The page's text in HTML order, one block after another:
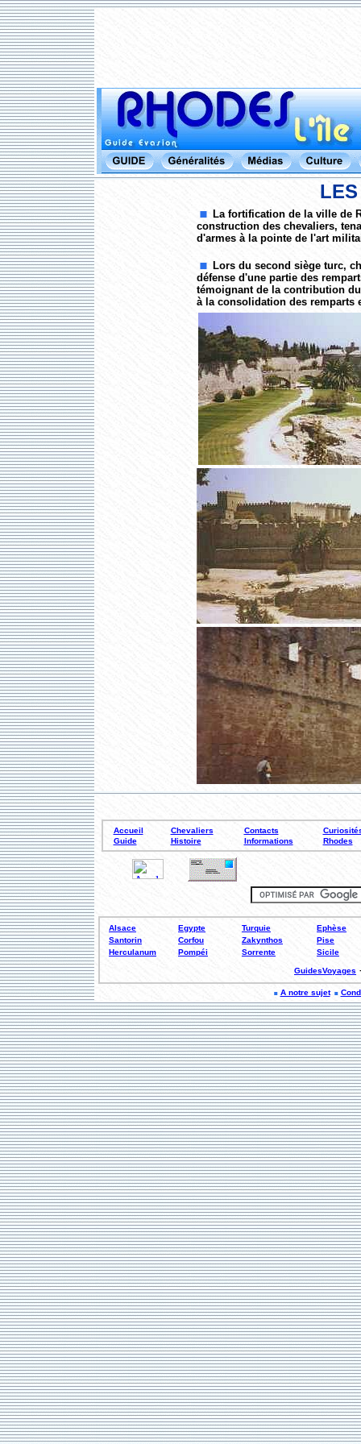
La fortification de la ville de
construction des chevaliers,
d'armes à la pointe de l'art
Lors du second siège turc,
défense d'une partie des
témoignant de la contribution
à la consolidation des remparts
Accueil Chevaliers Contacts
Guide
Histoire Informations Rhodes
Alsace Egypte Turquie
Ephèse
Santorin
Corfou Zakynthos
Pise
Herculanum
Pompéi Sorrente Sicile
GuidesVoyages
A notre sujet